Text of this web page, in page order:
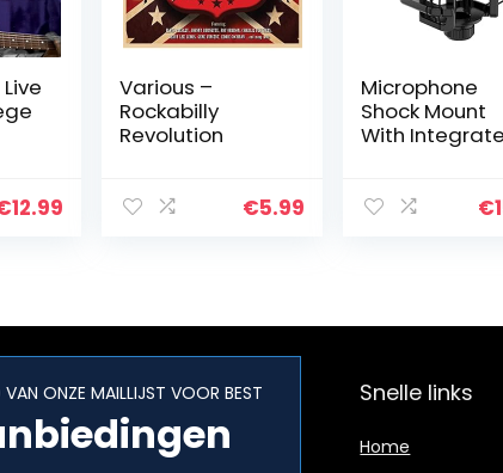
12.99
Various –
Rockabilly
Revolution
€5.99
Microphone
Shock Mount
With
Mount With €
ONZE MAILLIJST VOOR BEST Snelle links
Home